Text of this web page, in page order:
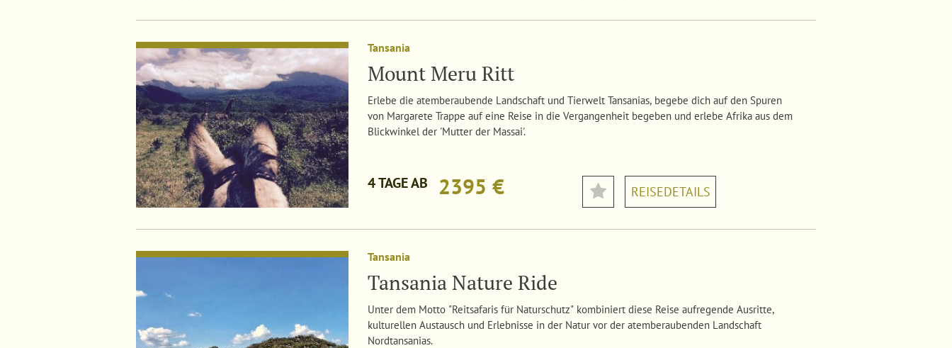
Tansania
Mount Meru Ritt
Erlebe die atemberaubende Landschaft und Tierwelt Tansanias, begebe dich auf den Spuren
von Margarete Trappe auf eine Reise in die Vergangenheit begeben und erlebe Afrika aus dem
Blickwinkel der 'Mutter der Massai'.
4 TAGE AB 2395 € REISEDETAILS
Tansania
Tansania Nature Ride
Unter dem Motto "Reitsafaris für Naturschutz" kombiniert diese Reise aufregende Ausritte,
kulturellen Austausch und Erlebnisse in der Natur vor der atemberaubenden Landschaft
Nordtansanias.